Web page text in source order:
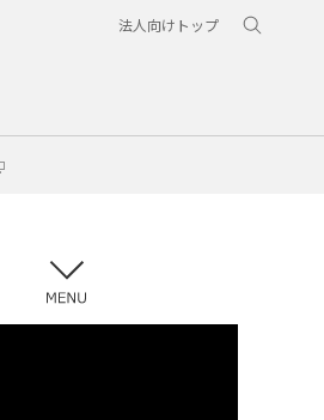
法人向けトップ